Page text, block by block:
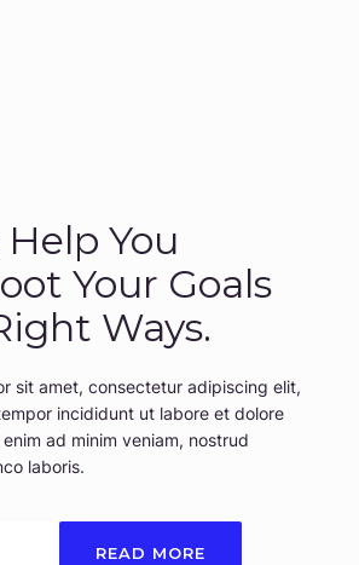
You
Your Goals
Ways.
sit amet, consectetur adipiscing elit,
incididunt ut labore et dolore
ad minim veniam, nostrud
laboris.
READ MORE